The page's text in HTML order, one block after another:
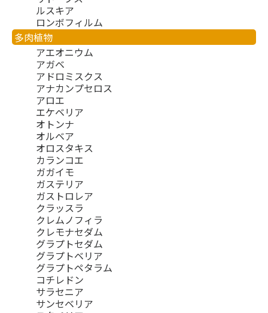
ルスキア
ロンボフィルム
多肉植物
アエオニウム
アガベ
アドロミスクス
アナカンプセロス
アロエ
エケベリア
オトンナ
オルベア
オロスタキス
カランコエ
ガガイモ
ガステリア
ガストロレア
クラッスラ
クレムノフィラ
クレモナセダム
グラプトセダム
グラプトベリア
グラプトペタラム
コチレドン
サラセニア
サンセベリア